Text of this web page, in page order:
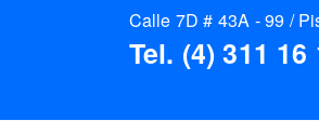
Calle 7D # 43A - 99 /
Tel. (4) 311 16